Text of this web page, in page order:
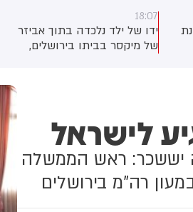
18:07
ידו של ילד נלכדה בתוך אביזר
של מיקסר בביתו בירושלים,
לישראל
יששכר: ראש הממשלה
רה"מ בירושלים